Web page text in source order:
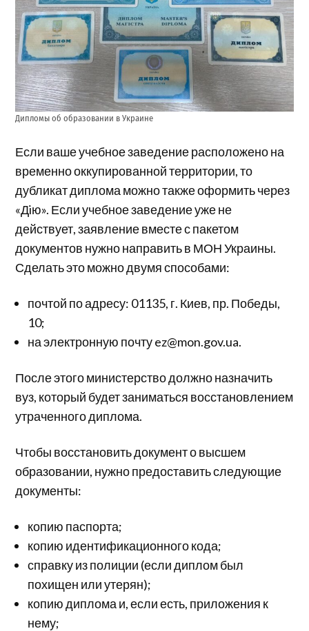
Дипломы об образовании в Украине
Если ваше учебное заведение расположено на
временно оккупированной территории, то
дубликат диплома можно также оформить через
«Дiю». Если учебное заведение уже не
действует, заявление вместе с пакетом
документов нужно направить в МОН Украины.
Сделать это можно двумя способами:
почтой по адресу: 01135, г. Киев, пр. Победы,
10;
на электронную почту ez@mon.gov.ua.
После этого министерство должно назначить
вуз, который будет заниматься восстановлением
утраченного диплома.
Чтобы восстановить документ о высшем
образовании, нужно предоставить следующие
документы:
копию паспорта;
копию идентификационного кода;
справку из полиции (если диплом был
похищен или утерян);
копию диплома и, если есть, приложения к
нему;